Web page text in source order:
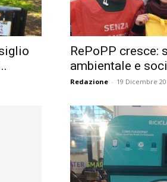
Città
RePoPP cresce:
ambientale e
Redazione - 19 Dicembre